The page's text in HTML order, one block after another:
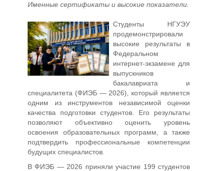
Именные сертификаты и высокие показатели.
Студенты НГУЭУ
продемонстрировали
высокие результаты в
Федеральном
интернет-экзамене для
выпускников
бакалавриата и
специалитета (ФИЭБ — 2026), который является
одним из инструментов независимой оценки
качества подготовки студентов. Его результаты
позволяют объективно оценить уровень
освоения образовательных программ, а также
подтвердить профессиональные компетенции
будущих специалистов.
В ФИЭБ — 2026 приняли участие 199 студентов